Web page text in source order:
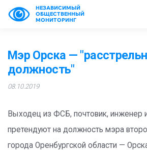
НЕЗАВИСИМЫЙ
ОБЩЕСТВЕННЫЙ
МОНИТОРИНГ
Мэр Орска —
должность"
08.10.2019
Выходец из ФСБ, почтовик, инженер
претендуют на должность мэра
города Оренбургской области —